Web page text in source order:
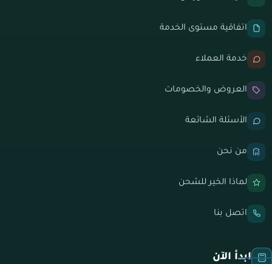
اتفاقية مستوى الخدمة
خدمة العملاء
العروض والخصومات
الأسئلة الشائعة
من نحن
لماذا الخير للشحن
اتصل بنا
ابدأ الآن